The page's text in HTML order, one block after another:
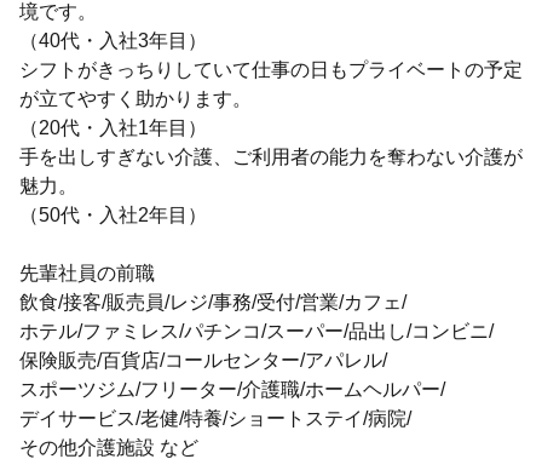
境です。
（40代・入社3年目）
シフトがきっちりしていて仕事の日もプライベートの予定
が立てやすく助かります。
（20代・入社1年目）
手を出しすぎない介護、ご利用者の能力を奪わない介護が
魅力。
（50代・入社2年目）
先輩社員の前職
飲食/接客/販売員/レジ/事務/受付/営業/カフェ/
ホテル/ファミレス/パチンコ/スーパー/品出し/コンビニ/
保険販売/百貨店/コールセンター/アパレル/
スポーツジム/フリーター/介護職/ホームヘルパー/
デイサービス/老健/特養/ショートステイ/病院/
その他介護施設 など